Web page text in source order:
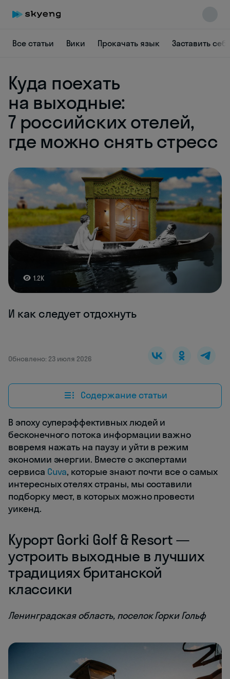
Все статьи Вики Прокачать язык Заставить
Куда поехать
на выходные:
7 российских отелей,
где можно снять стресс
1.2K
И как следует отдохнуть
Обновлено: 23 июля 2026
Содержание статьи
В эпоху суперэффективных людей и
бесконечного потока информации важно
вовремя нажать на паузу и уйти в режим
экономии энергии. Вместе с экспертами
сервиса Cuva, которые знают почти все о самых
интересных отелях страны, мы составили
подборку мест, в которых можно провести
уикенд.
Курорт Gorki Golf & Resort —
устроить выходные в лучших
традициях британской
классики
Ленинградская область, поселок Горки Гольф
online